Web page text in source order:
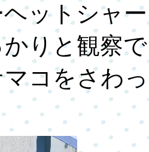
ットシャ
りと観察
コをさわっ